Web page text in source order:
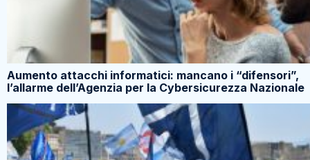
Aumento attacchi informatici: mancano i “difensori”,
l’allarme dell’Agenzia per la Cybersicurezza Nazionale